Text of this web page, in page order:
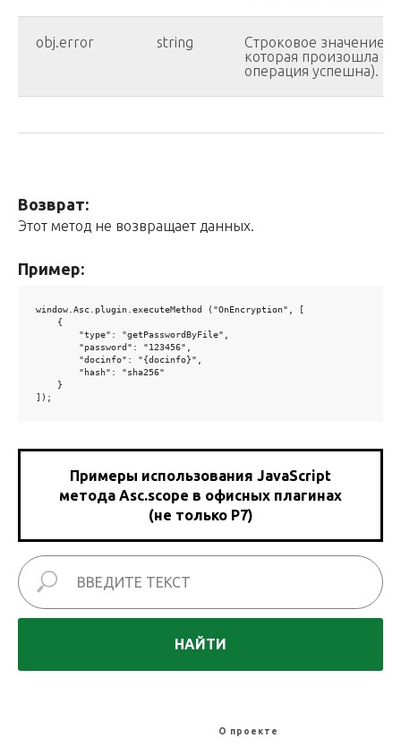
obj.error string
Строковое значение,
которая произошла
операция успешна).
Возврат:
Этот метод не возвращает данных.
Пример:
window.Asc.plugin.executeMethod ("OnEncryption", [
    {
        "type": "getPasswordByFile",
        "password": "123456",
        "docinfo": "{docinfo}",
        "hash": "sha256"
    }
]);
Примеры использования JavaScript
метода Asc.scope в офисных плагинах
(не только Р7)
НАЙТИ
О проекте